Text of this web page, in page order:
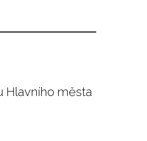
Hlavního města